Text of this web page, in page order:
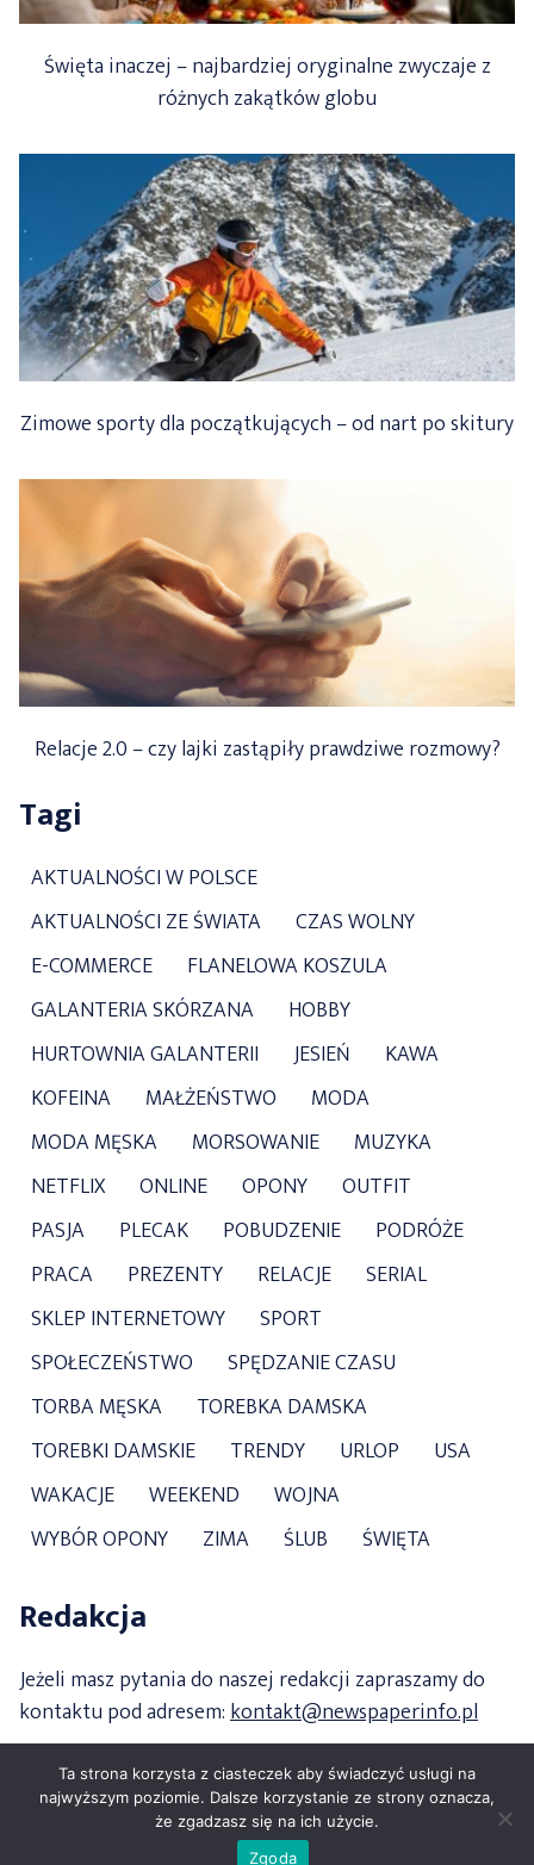
Święta inaczej – najbardziej oryginalne zwyczaje z
różnych zakątków globu
Zimowe sporty dla początkujących – od nart po skitury
Relacje 2.0 – czy lajki zastąpiły prawdziwe rozmowy?
Tagi
AKTUALNOŚCI W POLSCE
AKTUALNOŚCI ZE ŚWIATA
CZAS WOLNY
E-COMMERCE
FLANELOWA KOSZULA
GALANTERIA SKÓRZANA
HOBBY
HURTOWNIA GALANTERII
JESIEŃ
KAWA
KOFEINA
MAŁŻEŃSTWO
MODA
MODA MĘSKA
MORSOWANIE
MUZYKA
NETFLIX
ONLINE OPONY
OUTFIT
PASJA
PLECAK POBUDZENIE
PODRÓŻE
PRACA
PREZENTY RELACJE
SERIAL
SKLEP INTERNETOWY
SPORT
SPOŁECZEŃSTWO
SPĘDZANIE CZASU
TORBA MĘSKA
TOREBKA DAMSKA
TOREBKI DAMSKIE
TRENDY URLOP
USA
WAKACJE
WEEKEND
WOJNA
WYBÓR OPONY
ZIMA ŚLUB ŚWIĘTA
Redakcja
Jeżeli masz pytania do naszej redakcji zapraszamy do
kontaktu pod adresem:kontakt@newspaperinfo.pl
Copyright 2021 newspaperinfo.pl
Ta strona korzysta z ciasteczek aby świadczyć usługi na
najwyższym poziomie. Dalsze korzystanie ze strony oznacza,
że zgadzasz się na ich użycie.
Zgoda